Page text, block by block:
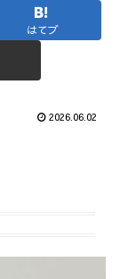
はてブ
2026.06.02